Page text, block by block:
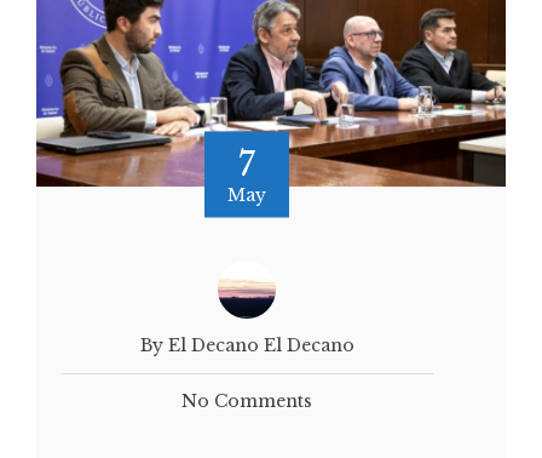
7
May
By El Decano El Decano
No Comments